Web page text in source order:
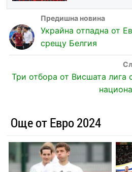
Украйна отпадна от
срещу Белгия
Три отбора от Висшата лига
Още от Евро 2024